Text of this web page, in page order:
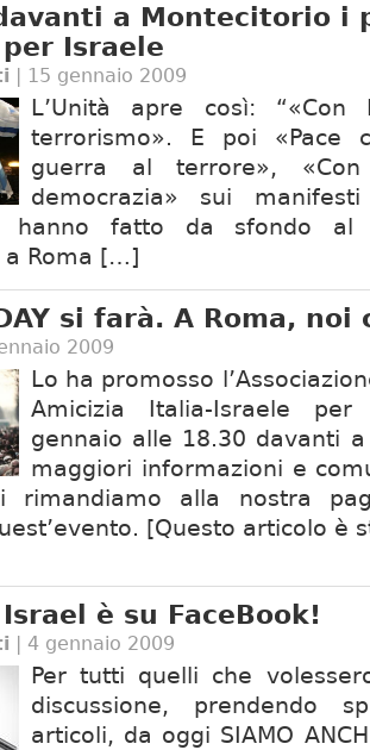
a Montecitorio i
Israele
| 15 gennaio 2009
L’Unità apre così:
terrorismo». E poi «Pace
guerra al terrore»,
democrazia» sui
hanno fatto da sfondo al
a Roma […]
DAY si farà. A Roma,
2009
Lo ha promosso
Amicizia Italia-Israele
gennaio alle 18.30 davanti
maggiori informazioni e
rimandiamo alla nostra
[Questo articolo è
è su FaceBook!
| 4 gennaio 2009
Per tutti quelli che
discussione, prendendo
articoli, da oggi SIAMO